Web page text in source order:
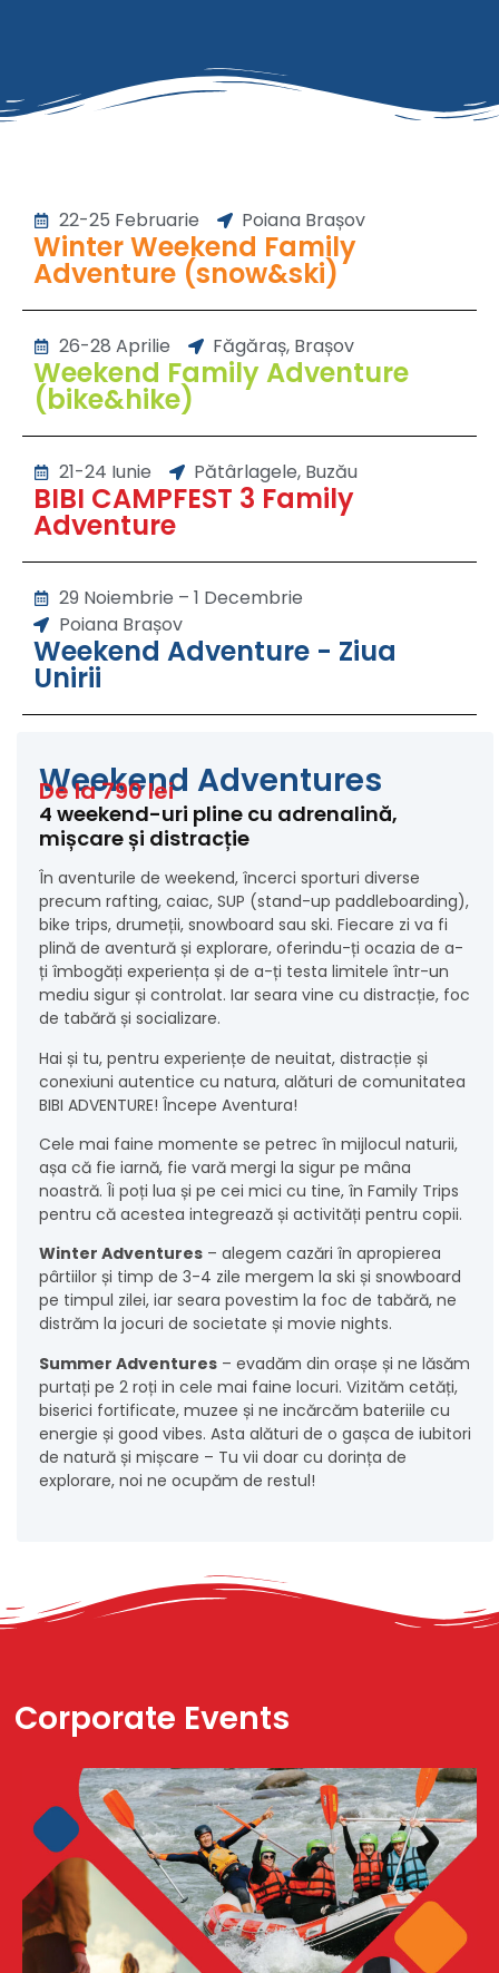
Weekend Adventures
De la 790 lei
4 weekend-uri pline cu adrenalină,
mișcare și distracție
În aventurile de weekend, încerci sporturi diverse
precum rafting, caiac, SUP (stand-up paddleboarding),
bike trips, drumeții, snowboard sau ski. Fiecare zi va fi
plină de aventură și explorare, oferindu-ți ocazia de a-
ți îmbogăți experiența și de a-ți testa limitele într-un
mediu sigur și controlat. Iar seara vine cu distracție, foc
de tabără și socializare.
Hai și tu, pentru experiențe de neuitat, distracție și
conexiuni autentice cu natura, alături de comunitatea
BIBI ADVENTURE! Începe Aventura!
Cele mai faine momente se petrec în mijlocul naturii,
așa că fie iarnă, fie vară mergi la sigur pe mâna
noastră. Îi poți lua și pe cei mici cu tine, în Family Trips
pentru că acestea integrează și activități pentru copii.
Winter Adventures – alegem cazări în apropierea
pârtiilor și timp de 3-4 zile mergem la ski și snowboard
pe timpul zilei, iar seara povestim la foc de tabără, ne
distrăm la jocuri de societate și movie nights.
Summer Adventures – evadăm din orașe și ne lăsăm
purtați pe 2 roți in cele mai faine locuri. Vizităm cetăți,
biserici fortificate, muzee și ne incărcăm bateriile cu
energie și good vibes. Asta alături de o gașca de iubitori
de natură și mișcare – Tu vii doar cu dorința de
explorare, noi ne ocupăm de restul!
22-25 Februarie Poiana Brașov
Winter Weekend Family
Adventure (snow&ski)
26-28 Aprilie Făgăraș, Brașov
Weekend Family Adventure
(bike&hike)
21-24 Iunie Pătârlagele, Buzău
BIBI CAMPFEST 3 Family
Adventure
29 Noiembrie – 1 Decembrie
Poiana Brașov
Weekend Adventure - Ziua
Unirii
Corporate Events